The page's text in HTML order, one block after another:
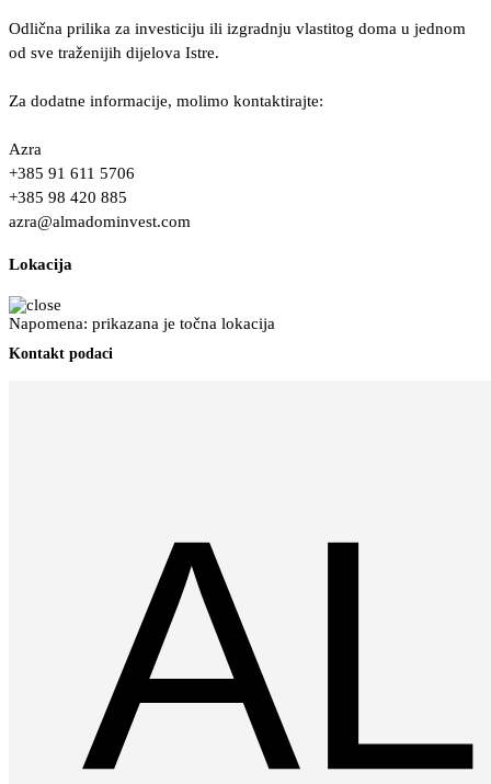
Odlična prilika za investiciju ili izgradnju vlastitog doma u jednom
od sve traženijih dijelova Istre.
Za dodatne informacije, molimo kontaktirajte:
Azra
+385 91 611 5706
+385 98 420 885
azra@almadominvest.com
Lokacija
Napomena: prikazana je točna lokacija
Kontakt podaci